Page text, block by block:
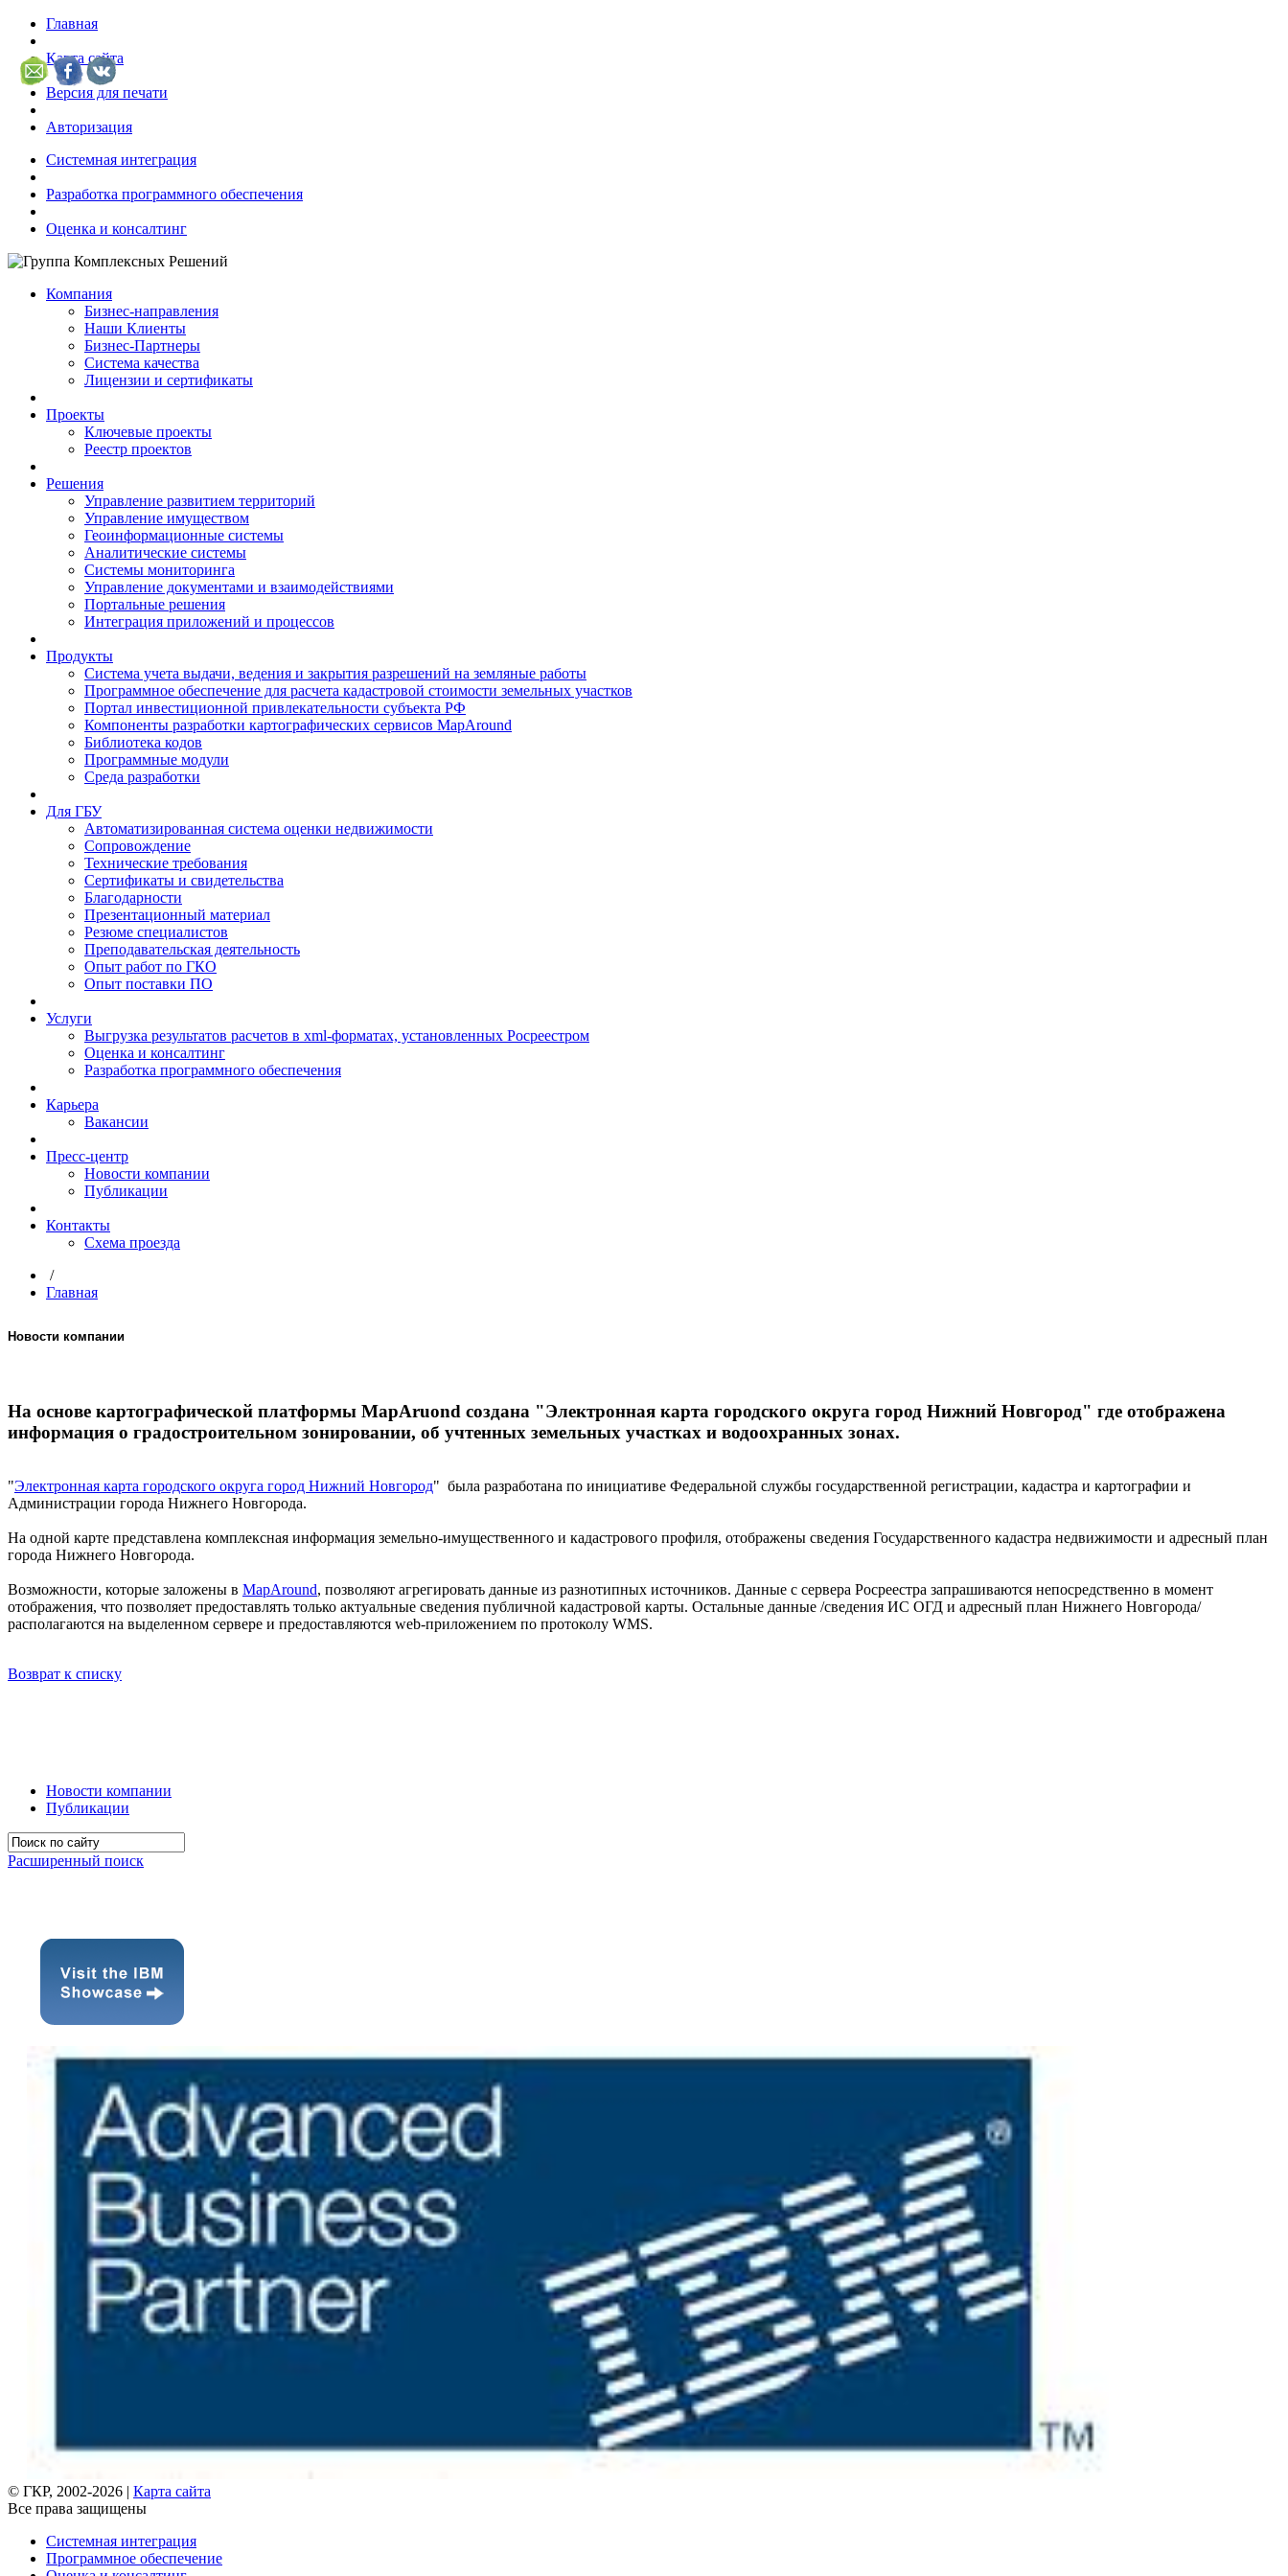
Главная
Карта сайта
Версия для печати
Авторизация
Системная интеграция
Разработка программного обеспечения
Оценка и консалтинг
Компания
Бизнес-направления
Наши Клиенты
Бизнес-Партнеры
Система качества
Лицензии и сертификаты
Проекты
Ключевые проекты
Реестр проектов
Решения
Управление развитием территорий
Управление имуществом
Геоинформационные системы
Аналитические системы
Системы мониторинга
Управление документами и взаимодействиями
Портальные решения
Интеграция приложений и процессов
Продукты
Система учета выдачи, ведения и закрытия разрешений на земляные работы
Программное обеспечение для расчета кадастровой стоимости земельных участков
Портал инвестиционной привлекательности субъекта РФ
Компоненты разработки картографических сервисов MapAround
Библиотека кодов
Программные модули
Среда разработки
Для ГБУ
Автоматизированная система оценки недвижимости
Сопровождение
Технические требования
Сертификаты и свидетельства
Благодарности
Презентационный материал
Резюме специалистов
Преподавательская деятельность
Опыт работ по ГКО
Опыт поставки ПО
Услуги
Выгрузка результатов расчетов в xml-форматах, установленных Росреестром
Оценка и консалтинг
Разработка программного обеспечения
Карьера
Вакансии
Пресс-центр
Новости компании
Публикации
Контакты
Схема проезда
/
Главная
Новости компании
На основе картографической платформы MapAruond создана "Электронная карта городского округа город Нижний Новгород" где отображена
информация о градостроительном зонировании, об учтенных земельных участках и водоохранных зонах.
"Электронная карта городского округа город Нижний Новгород" была разработана по инициативе Федеральной службы государственной регистрации, кадастра и картографии и
Администрации города Нижнего Новгорода.
На одной карте представлена комплексная информация земельно-имущественного и кадастрового профиля, отображены сведения Государственного кадастра недвижимости и адресный план
города Нижнего Новгорода.
Возможности, которые заложены в MapAround, позволяют агрегировать данные из разнотипных источников. Данные с сервера Росреестра запрашиваются непосредственно в момент
отображения, что позволяет предоставлять только актуальные сведения публичной кадастровой карты. Остальные данные /сведения ИС ОГД и адресный план Нижнего Новгорода/
располагаются на выделенном сервере и предоставляются web-приложением по протоколу WMS.
Возврат к списку
Новости компании
Публикации
Расширенный поиск
© ГКР, 2002-2026 | Карта сайта
Все права защищены
Системная интеграция
Программное обеспечение